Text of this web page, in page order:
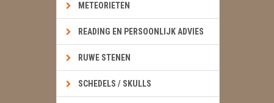
METEORIETEN
READING EN PERSOONLIJK ADVIES
RUWE STENEN
SCHEDELS / SKULLS